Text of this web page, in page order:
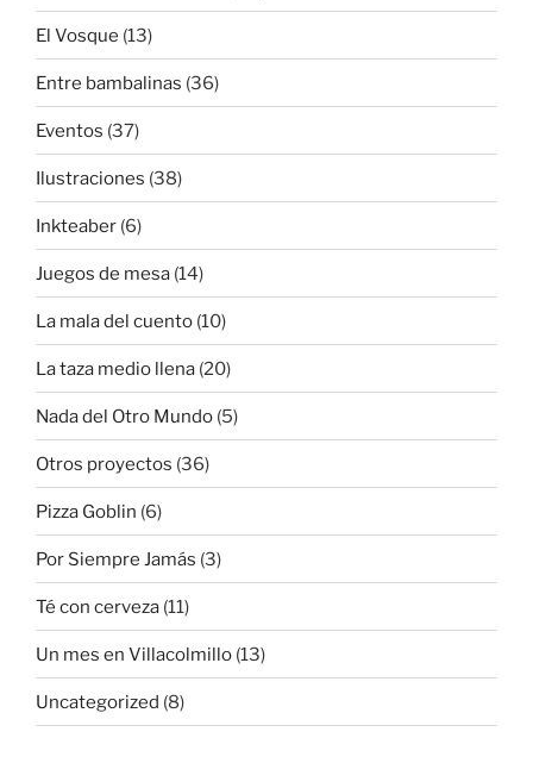
El Vosque (13)
Entre bambalinas (36)
Eventos (37)
Ilustraciones (38)
Inkteaber (6)
Juegos de mesa (14)
La mala del cuento (10)
La taza medio llena (20)
Nada del Otro Mundo (5)
Otros proyectos (36)
Pizza Goblin (6)
Por Siempre Jamás (3)
Té con cerveza (11)
Un mes en Villacolmillo (13)
Uncategorized (8)